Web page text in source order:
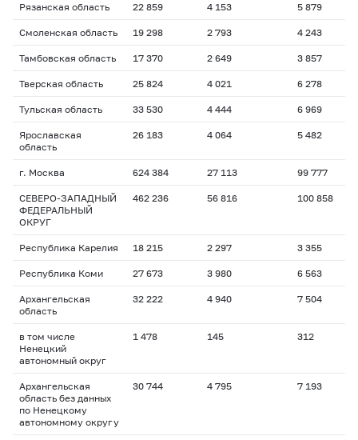
Рязанская область 22 859 4 153 5 879
Смоленская область 19 298 2 793 4 243
Тамбовская область 17 370 2 649 3 857
Тверская область 25 824 4 021 6 278
Тульская область 33 530 4 444 6 969
Ярославская
область
26 183 4 064 5 482
г. Москва 624 384 27 113 99 777
СЕВЕРО-ЗАПАДНЫЙ
ФЕДЕРАЛЬНЫЙ
ОКРУГ
462 236 56 816 100 858
Республика Карелия 18 215 2 297 3 355
Республика Коми 27 673 3 980 6 563
Архангельская
область
32 222 4 940 7 504
в том числе
Ненецкий
автономный округ
1 478 145 312
Архангельская
область без данных
по Ненецкому
автономному округу
30 744 4 795 7 193